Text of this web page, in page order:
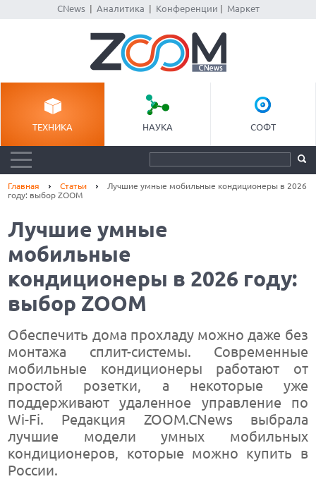
CNews| Аналитика Конференции Маркет
ТЕХНИКА НАУКА СОФТ
Главная Статьи
Лучшие умные мобильные кондиционеры в 2026
году: выбор ZOOM
Лучшие умные
мобильные
кондиционеры в 2026 году:
выбор ZOOM
Обеспечить дома прохладу можно даже без
монтажа сплит-системы. Современные
мобильные кондиционеры работают от
простой розетки, а некоторые уже
поддерживают удаленное управление по
Wi-Fi. Редакция ZOOM.CNews выбрала
лучшие модели умных мобильных
кондиционеров, которые можно купить в
России.